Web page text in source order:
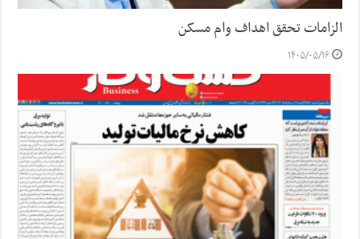
الزامات تحقق اهداف وام مسکن
۱۴۰۵/۰۵/۱۶